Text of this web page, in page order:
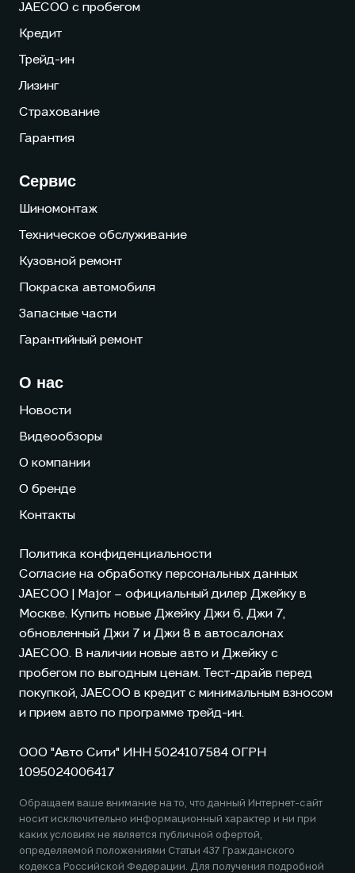
JAECOO с пробегом
Кредит
Трейд-ин
Лизинг
Страхование
Гарантия
Сервис
Шиномонтаж
Техническое обслуживание
Кузовной ремонт
Покраска автомобиля
Запасные части
Гарантийный ремонт
О нас
Новости
Видеообзоры
О компании
О бренде
Контакты
Политика конфиденциальности
Согласие на обработку персональных данных
JAECOO | Major – официальный дилер Джейку в
Москве. Купить новые Джейку Джи 6, Джи 7,
обновленный Джи 7 и Джи 8 в автосалонах
JAECOO. В наличии новые авто и Джейку с
пробегом по выгодным ценам. Тест-драйв перед
покупкой,JAECOO в кредит с минимальным взносом
и прием авто по программе трейд-ин.
ООО "Авто Сити" ИНН 5024107584 ОГРН
1095024006417
Обращаем ваше внимание на то, что данный Интернет-сайт
носит исключительно информационный характер и ни при
каких условиях не является публичной офертой,
определяемой положениями Статьи 437 Гражданского
кодекса Российской Федерации. Для получения подробной